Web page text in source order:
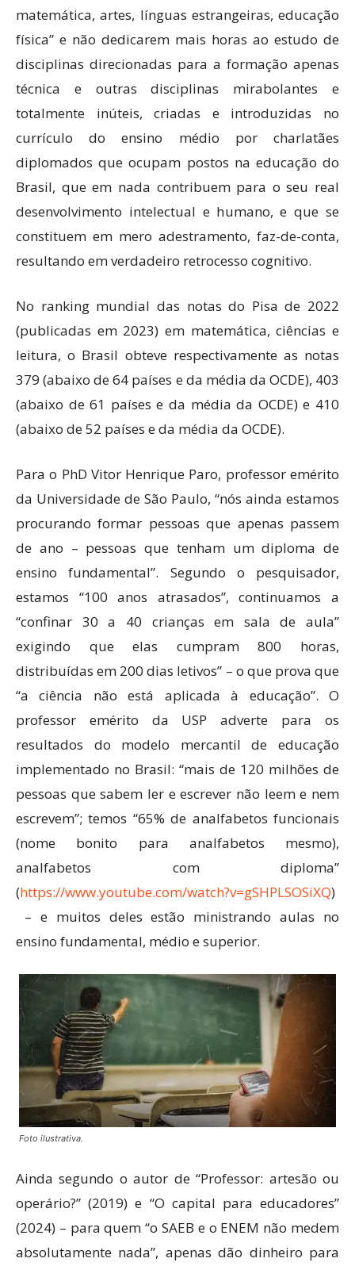
matemática, artes, línguas estrangeiras, educação
física” e não dedicarem mais horas ao estudo de
disciplinas direcionadas para a formação apenas
técnica e outras disciplinas mirabolantes e
totalmente inúteis, criadas e introduzidas no
currículo do ensino médio por charlatães
diplomados que ocupam postos na educação do
Brasil, que em nada contribuem para o seu real
desenvolvimento intelectual e humano, e que se
constituem em mero adestramento, faz-de-conta,
resultando em verdadeiro retrocesso cognitivo.
No ranking mundial das notas do Pisa de 2022
(publicadas em 2023) em matemática, ciências e
leitura, o Brasil obteve respectivamente as notas
379 (abaixo de 64 países e da média da OCDE), 403
(abaixo de 61 países e da média da OCDE) e 410
(abaixo de 52 países e da média da OCDE).
Para o PhD Vitor Henrique Paro, professor emérito
da Universidade de São Paulo, “nós ainda estamos
procurando formar pessoas que apenas passem
de ano – pessoas que tenham um diploma de
ensino fundamental”. Segundo o pesquisador,
estamos “100 anos atrasados”, continuamos a
“confinar 30 a 40 crianças em sala de aula”
exigindo que elas cumpram 800 horas,
distribuídas em 200 dias letivos” – o que prova que
“a ciência não está aplicada à educação”. O
professor emérito da USP adverte para os
resultados do modelo mercantil de educação
implementado no Brasil: “mais de 120 milhões de
pessoas que sabem ler e escrever não leem e nem
escrevem”; temos “65% de analfabetos funcionais
(nome bonito para analfabetos mesmo),
analfabetos com diploma”
(https://www.youtube.com/watch?v=gSHPLSOSiXQ)
– e muitos deles estão ministrando aulas no
ensino fundamental, médio e superior.
Foto ilustrativa.
Ainda segundo o autor de “Professor: artesão ou
operário?” (2019) e “O capital para educadores”
(2024) – para quem “o SAEB e o ENEM não medem
absolutamente nada”, apenas dão dinheiro para